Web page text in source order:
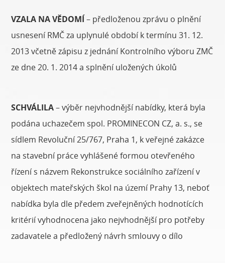
VZALA NA VĚDOMÍ– předloženou zprávu o plnění
usnesení RMČ za uplynulé období k termínu 31. 12.
2013 včetně zápisu z jednání Kontrolního výboru ZMČ
ze dne 20. 1. 2014 a splnění uložených úkolů
SCHVÁLILA– výběr nejvhodnější nabídky, která byla
podána uchazečem spol. PROMINECON CZ, a. s., se
sídlem Revoluční 25/767, Praha 1, k veřejné zakázce
na stavební práce vyhlášené formou otevřeného
řízení s názvem Rekonstrukce sociálního zařízení v
objektech mateřských škol na území Prahy 13, neboť
nabídka byla dle předem zveřejněných hodnotících
kritérií vyhodnocena jako nejvhodnější pro potřeby
zadavatele a předložený návrh smlouvy o dílo